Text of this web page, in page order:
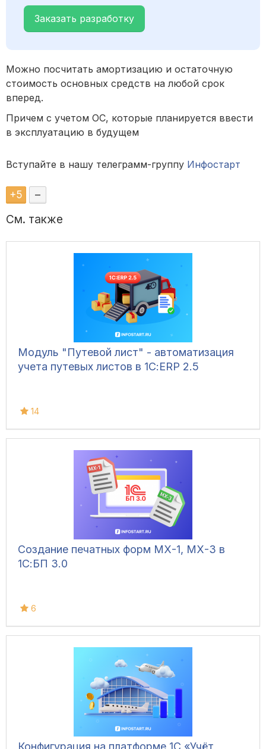
Заказать разработку
Можно посчитать амортизацию и остаточную
стоимость основных средств на любой срок
вперед.
Причем с учетом ОС, которые планируется ввести
в эксплуатацию в будущем
Вступайте в нашу телеграмм-группу Инфостарт
+5 –
См. также
Модуль "Путевой лист" - автоматизация
учета путевых листов в 1С:ERP 2.5
14
Создание печатных форм МХ-1, МХ-3 в
1С:БП 3.0
6
Конфигурация на платформе 1С «Учёт